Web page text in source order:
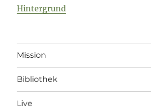
Hintergrund
Mission
Bibliothek
Live